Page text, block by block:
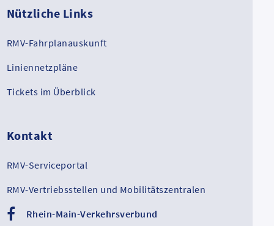
Nützliche Links
RMV-Fahrplanauskunft
Liniennetzpläne
Tickets im Überblick
Kontakt
RMV-Serviceportal
RMV-Vertriebsstellen und Mobilitätszentralen
Rhein-Main-Verkehrsverbund